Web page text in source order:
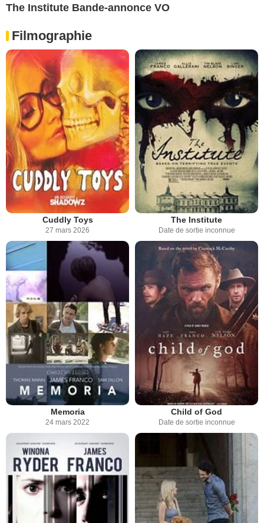
The Institute Bande-annonce VO
Filmographie
Cuddly Toys
27 mars 2026
The Institute
Date de sortie inconnue
Memoria
24 mars 2022
Child of God
Date de sortie inconnue